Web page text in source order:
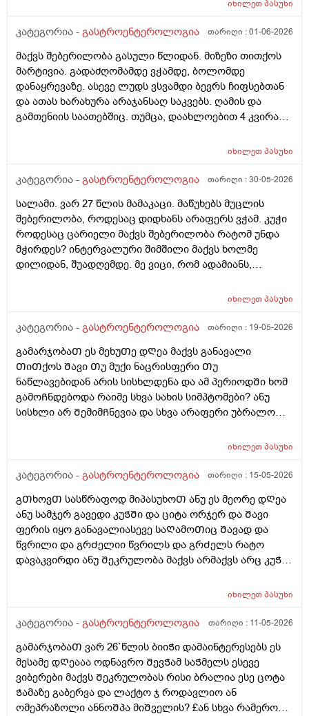
ბიენზა, კალციმესი .)
იხილეთპასუხი
კატეგორია - გასტროენტეროლოგია თარიღი :01-06-2026
მაქვს შებერილობა გასული წლიდან. მიზეზი თითქოს
მარტივია. გადაძღომამდე ვჭამდე, ბოლომდე
დანაყრევაზე. ასევე ლუდს ვსვამდი ბევრს ჩიფსებთან
და ათას ხარახურა არაჯანსაღ საკვებს. ღამის და
გამთენიის საათებშიც. თუმცა, დაახლოებით 4 კვირაა
კალორიულ დეფიციტში ვარ და ყველაფერს ჯანსაღს
ისევ შებერილობა მაქვს, საშინელი სუნის მქონე გაზები
ვაკეთებ ხოლმე ხანდახან შუადღე-საღამომდე და
მუცელი ძალიან მებერება. ცარიელიც კი! მხოლოდ
წყალი მაქვს დალეული. ვერაფრით ვიგებ რით
ვუშველო. ნაჭამი ვარ - შებერილობა მაქვს, უჭმელი
ვარ - მაინც შსბერილობა მაქვს. ვითომ, ქ პორციაზე
ცვლა და მეტაბოლიზმიც დარღვეული მაქვს.
იხილეთპასუხი
კატეგორია - გასტროენტეროლოგია თარიღი :30-05-2026
სალამი. ვარ 27 წლის მამაკაცი. მაწუხებს მუცლის
შებერილობა, როდესაც დიდხანს არაფერს ვჭამ. კუჭი
როდესაც ცარიელი მაქვს შებერილობა რატომ უნდა
მჭირდეს? ინტერვალური შიმშილი მაქვს ხოლმე
დილიდან, შუადღემდე. მე ვიცი, რომ ადამიანს,
უენერგიოგა შეიძლება სჭირდეს, მაგრამ შებერილობა
არაქისის კარაქთან ერთად და ვითომ მაგისი ბრალია?
შებერილობა. მაგრამ, მაინც, მშიერზე ასე შებერილი
ვარ ხოლმე. რატომ?
იხილეთპასუხი
კატეგორია - გასტროენტეროლოგია თარიღი : 19-05-2026
გამარჯობაᲗ ეს მეხუᲗე დᲦეა მაქვს განავალი
ᲗიᲗქოს Შავი Თუ მუქი ნაცრისფერი Თუ
ნაწლავებიდან არის სისხლდენა და ამ პერიოდᲨი ხომ
გამოᲩნდებოდა რაიმე სხვა სახის სიმპტომები? ანუ
სისხლი არ ᲨემიმᲩნევია და სხვა არაფერი უბრალოდ
ᲨეიᲫლება იყოს ფერის ცვლილება ? იმიტორო ამ
განავალი და კუᲭᲨი გასვლიᲗ წვრილად გავდივარ და
მოქმედებს და რომ ვᲨარდავ სწორ ნაწლავᲨი ᲗიᲗქოს
ვგრდზნობ რომ რაგაც მაწვება დაა ᲨარსვიᲗ ცოტას
ვᲨარდავ არის Შარდვა ამასᲗან რაიმე კავᲨირᲨი?
ლაქტო ჯ ს ვსვავ და რავი მიᲨველისამაზე? 4დᲦეა
ვსვავდა ისევ ისე ვარ წამალს მსგავს არაფერს არ
იხილეთპასუხი
კატეგორია - გასტროენტეროლოგია თარიღი : 15-05-2026
გᲗხოვᲗ სასწრაფოდ მიპასუხოᲗ ანუ ეს მეორე დᲦეა
ანუ სამჯერ გავედი კუᲭᲨი და ციტა ორჯერ და Შავი
ფერის იყო განავალიასევე საᲦამოᲗიც Შავად და
წვრილი და გრᲫელიი წვრილს და გრᲫელს რატო
დავაკვირდი ანუ Შეკრულობა მაქვს არმაქვს არც კუᲭის
და არ მიᲭამია ისეᲗიარაფერი ეს ფერირო მიცემოდა
წყლული ან სისხლდენა ან სწორი მსხვილი
იხილეთპასუხი
კატეგორია - გასტროენტეროლოგია თარიღი : 11-05-2026
გამარჯობაᲗ ვარ 26`წლის ბიიᲭი დამაინტერესებს ეს
მესამე დᲦეააა ოდნავრო ᲨევᲭამ საᲭმელს ესევე
ვიბერები მაქვს Შეკრულობას რისი ბრალია ესე ცოტა
Ჭამაზე გაბერვა და ლაქტო ჯ როდავლიო ან
ომეპრაზოლი ანნოᲨპა მიᲨველის? £ან სხვა რამერომ